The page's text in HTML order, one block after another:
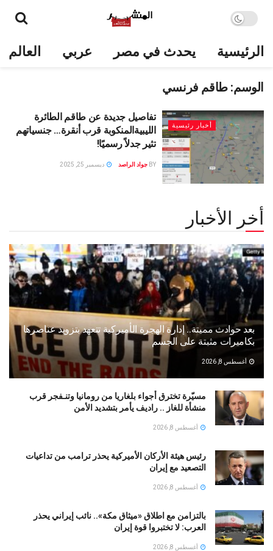
الرئيسية يحدث في مصر عربي العالم
الوسم:طاقم فرنسي
أخبار رئيسية
تفاصيل جديدة عن طاقم الطائرة
الليبيةالمنكوبة قرب أنقرة… جنسياتهم
تثير جدلاً رسميًا!
BY جواد الراصد ديسمبر 25, 2025
أخر الأخبار
بعد حوادث مميتة.. إدارة الهجرة الأميركية تتعهد بتزويد عناصرها
بكاميرات مثبتة على الجسم
أغسطس 8, 2026
مسيّرة تخترق أجواء بلغاريا من رومانيا وتنـفجر قرب
منشأة للغاز .. راديف يأمر بتشديد الأمن
أغسطس 8, 2026
رئيس هيئة الأركان الأميركية يحذر ترامب من تداعيات
التصعيد مع إيران
أغسطس 8, 2026
بالتزامن مع اطلاق «ميثاق مكة».. نائب إيراني يحذر
العرب: لا تختبروا قوة إيران
أغسطس 8, 2026